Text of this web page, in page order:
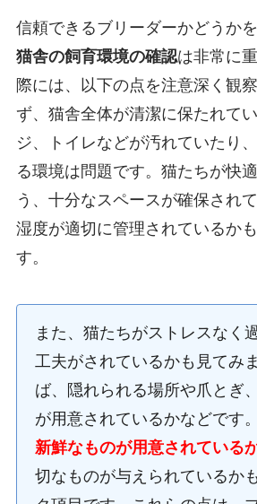
信頼できるブリーダーかどうか
猫舎の飼育環境の確認は非常に
際には、以下の点を注意深く観
ず、猫舎全体が清潔に保たれて
ジ、トイレなどが汚れていたり
る環境は問題です。猫たちが快
う、十分なスペースが確保され
湿度が適切に管理されているか
す。
また、猫たちがストレスなく
工夫がされているかも見てみ
ば、隠れられる場所や爪とぎ
が用意されているかなどです。
新鮮なものが用意されている
切なものが与えられているか